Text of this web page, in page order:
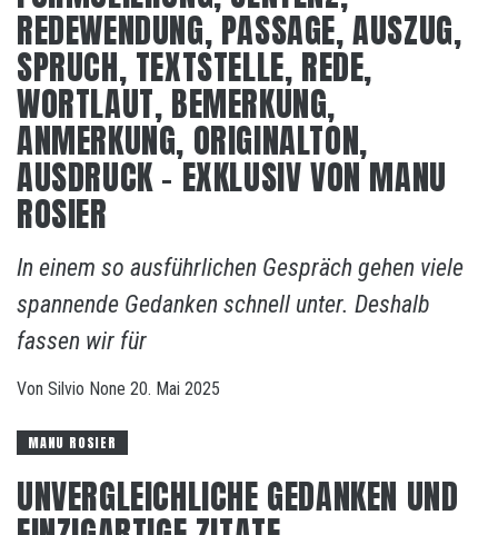
REDEWENDUNG, PASSAGE, AUSZUG,
SPRUCH, TEXTSTELLE, REDE,
WORTLAUT, BEMERKUNG,
ANMERKUNG, ORIGINALTON,
AUSDRUCK – EXKLUSIV VON MANU
ROSIER
In einem so ausführlichen Gespräch gehen viele
spannende Gedanken schnell unter. Deshalb
fassen wir für
Von Silvio None 20. Mai 2025
MANU ROSIER
UNVERGLEICHLICHE GEDANKEN UND